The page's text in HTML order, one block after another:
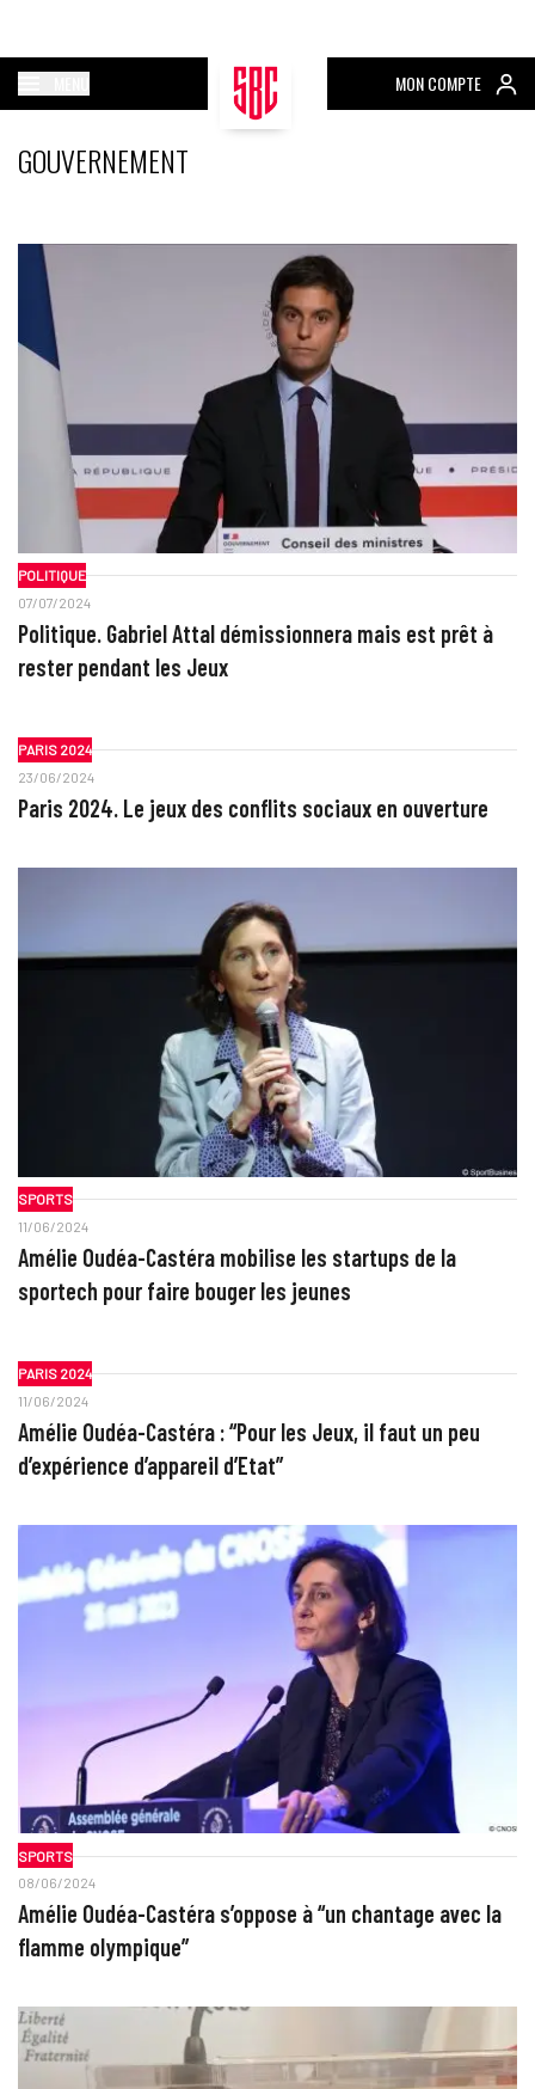
MON COMPTE
GOUVERNEMENT
POLITIQUE
07/07/2024
Politique. Gabriel Attal démissionnera mais est prêt à
rester pendant les Jeux
PARIS 2024
23/06/2024
Paris 2024. Le jeux des conflits sociaux en ouverture
SPORTS
11/06/2024
Amélie Oudéa-Castéra mobilise les startups de la
sportech pour faire bouger les jeunes
PARIS 2024
11/06/2024
Amélie Oudéa-Castéra : “Pour les Jeux, il faut un peu
d’expérience d’appareil d’Etat”
SPORTS
08/06/2024
Amélie Oudéa-Castéra s’oppose à “un chantage avec la
flamme olympique”